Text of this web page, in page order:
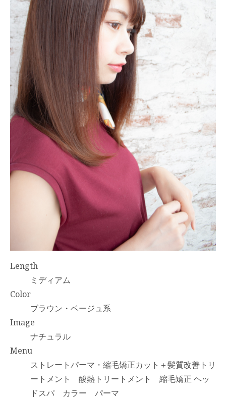
Length
ミディアム
Color
ブラウン・ベージュ系
Image
ナチュラル
Menu
ストレートパーマ・縮毛矯正カット＋髪質改善トリ
ートメント 酸熱トリートメント 縮毛矯正 ヘッ
ドスパ カラー パーマ